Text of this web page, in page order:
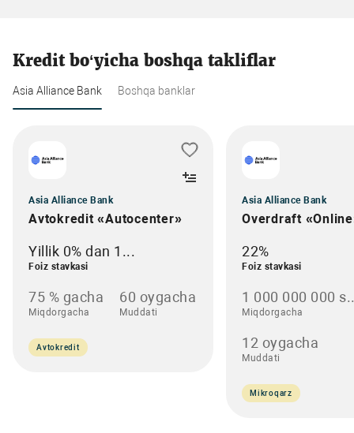
Kredit bo‘yicha boshqa takliflar
Asia Alliance Bank Boshqa banklar
Asia Alliance Bank
Avtokredit «Autocenter»
Yillik 0% dan 1...
Foiz stavkasi
75 % gacha
Miqdorgacha
60 oygacha
Muddati
Avtokredit
Asia Alliance Bank
Overdraft
22%
Foiz stavkasi
1 000 000 000
Miqdorgacha
12 oygacha
Muddati
Mikroqarz